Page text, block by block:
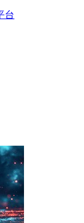
台